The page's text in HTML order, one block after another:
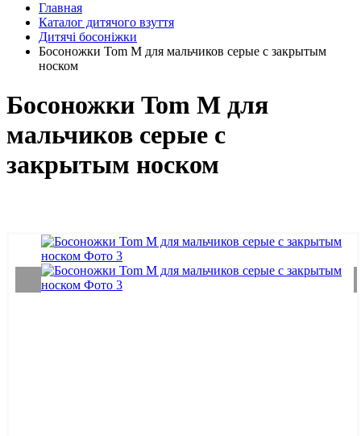
Главная
Каталог дитячого взуття
Дитячі босоніжки
Босоножки Tom M для мальчиков серые с закрытым
носком
Босоножки Tom M для
мальчиков серые с
закрытым носком